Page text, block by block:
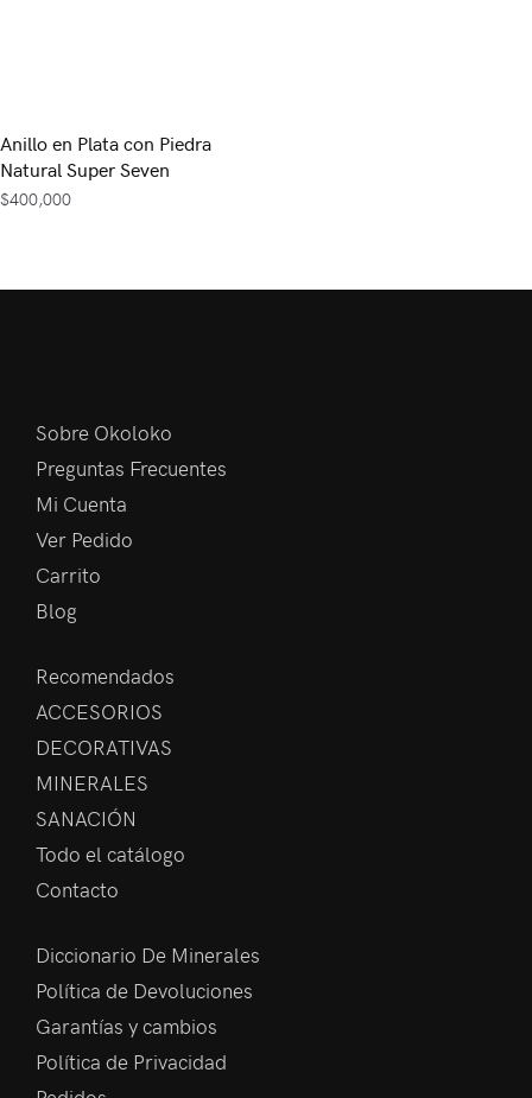
Anillo en Plata con Piedra
Natural Super Seven
$400,000
Sobre Okoloko
Preguntas Frecuentes
Mi Cuenta
Ver Pedido
Carrito
Blog
Recomendados
ACCESORIOS
DECORATIVAS
MINERALES
SANACIÓN
Todo el catálogo
Contacto
Diccionario De Minerales
Política de Devoluciones
Garantías y cambios
Política de Privacidad